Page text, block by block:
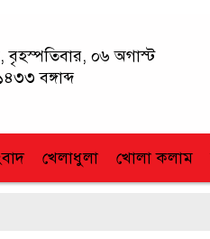
বৃহস্পতিবার, ০৬ অগাস্ট
বঙ্গাব্দ
খেলাধুলা খোলা কলাম